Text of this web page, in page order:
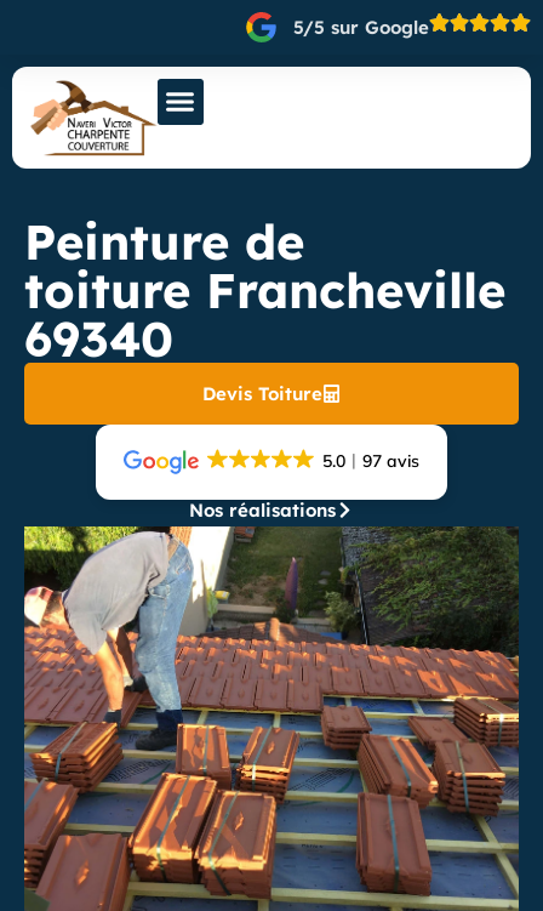
5/5 sur Google
Peinture de
toiture Francheville
69340
Devis Toiture
5.0 97 avis
Nos réalisations